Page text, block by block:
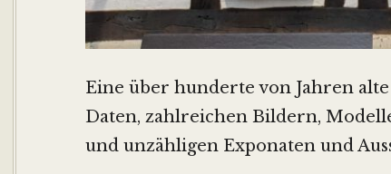
Eine über hunderte von Jahren
Daten, zahlreichen Bildern,
und unzähligen Exponaten und